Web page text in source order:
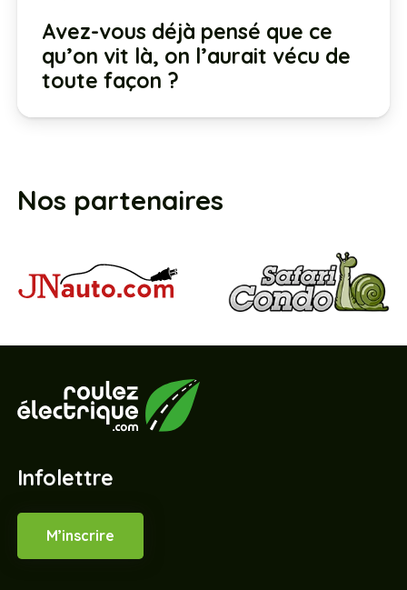
Avez-vous déjà pensé que ce
qu’on vit là, on l’aurait vécu de
toute façon ?
Nos partenaires
Infolettre
M’inscrire